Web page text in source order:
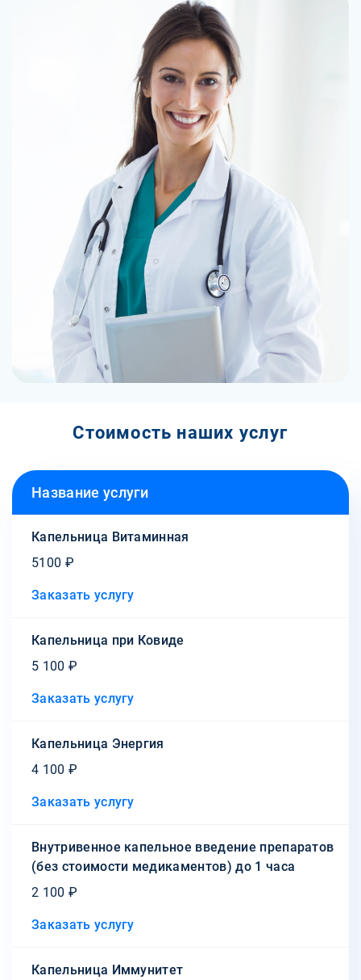
Стоимость наших услуг
Название услуги
Капельница Витаминная
5100 ₽
Заказать услугу
Капельница при Ковиде
5 100 ₽
Заказать услугу
Капельница Энергия
4 100 ₽
Заказать услугу
Внутривенное капельное введение препаратов
(без стоимости медикаментов) до 1 часа
2 100 ₽
Заказать услугу
Капельница Иммунитет